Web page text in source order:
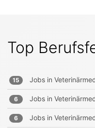
Top
15 Jobs in
6 Jobs in
6 Jobs in